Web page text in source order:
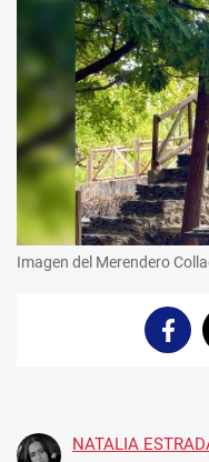
Imagen del Merendero
NATALIA